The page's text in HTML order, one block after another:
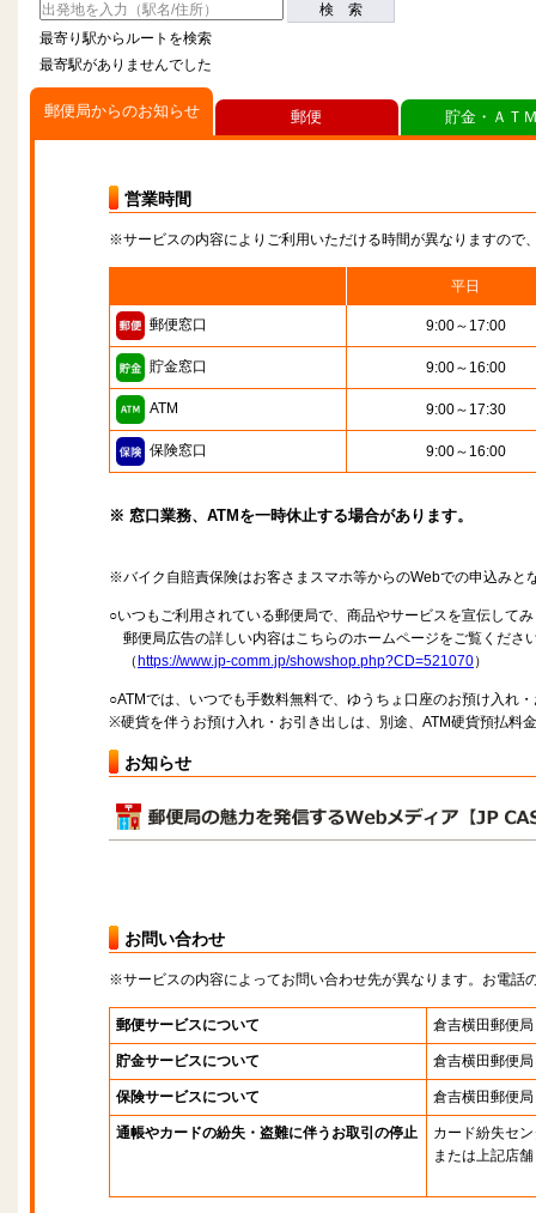
検 索
最寄り駅からルートを検索
最寄駅がありませんでした
郵便局からのお知らせ
営業時間
※サービスの内容によりご利用いただける時間が異なりますので
平日
郵便窓口 9:00～17:00
貯金窓口 9:00～16:00
ATM 9:00～17:30
保険窓口 9:00～16:00
※ 窓口業務、ATMを一時休止する場合があります。
※バイク自賠責保険はお客さまスマホ等からのWebでの申込みと
○いつもご利用されている郵便局で、商品やサービスを宣伝して
郵便局広告の詳しい内容はこちらのホームページをご覧くださ
（ https://www.jp-comm.jp/showshop.php?CD=521070）
○ATMでは、いつでも手数料無料で、ゆうちょ口座のお預け入れ
※硬貨を伴うお預け入れ・お引き出しは、別途、ATM硬貨預払料
お知らせ
お問い合わせ
※サービスの内容によってお問い合わせ先が異なります。お電話
郵便サービスについて 倉吉横田郵便局
貯金サービスについて 倉吉横田郵便局
保険サービスについて 倉吉横田郵便局
通帳やカードの紛失・盗難に伴うお取引の停止
カード紛失セ
または上記店舗
郵便 貯金・ＡＴ